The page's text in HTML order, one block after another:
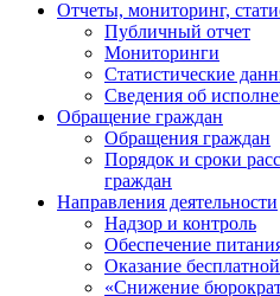
Отчеты, мониторинг,
Публичный отчет
Мониторинги
Статистические
Сведения об
Обращение граждан
Обращения граждан
Порядок и сроки
граждан
Направления деятельности
Надзор и контроль
Обеспечение
Оказание
«Снижение